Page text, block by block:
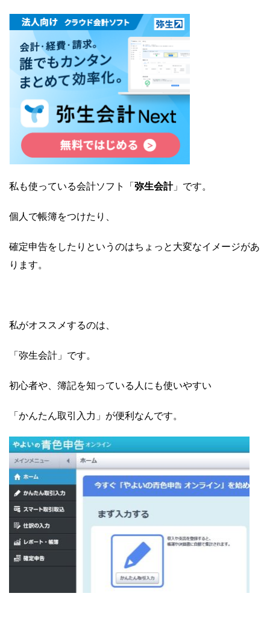
私も使っている会計ソフト「弥生会計」です。
個人で帳簿をつけたり、
確定申告をしたりというのはちょっと大変なイメージがあ
ります。
私がオススメするのは、
「弥生会計」です。
初心者や、簿記を知っている人にも使いやすい
「かんたん取引入力」が便利なんです。